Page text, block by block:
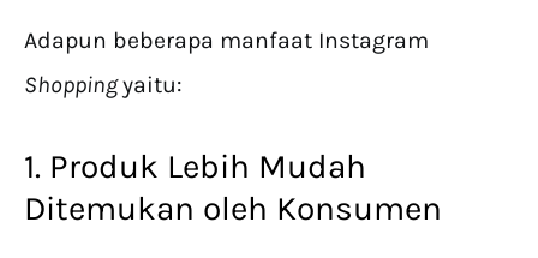
Adapun beberapa manfaat Instagram
Shoppingyaitu:
1. Produk Lebih Mudah
Ditemukan oleh Konsumen